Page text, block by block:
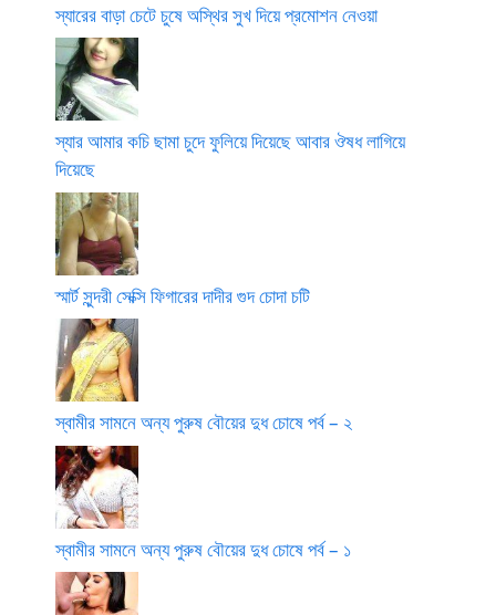
স্যারের বাড়া চেটে চুষে অস্থির সুখ দিয়ে প্রমোশন নেওয়া
স্যার আমার কচি ছামা চুদে ফুলিয়ে দিয়েছে আবার ঔষধ লাগিয়ে
দিয়েছে
স্মার্ট সুন্দরী সেক্সি ফিগারের দাদীর গুদ চোদা চটি
স্বামীর সামনে অন্য পুরুষ বৌয়ের দুধ চোষে পর্ব – ২
স্বামীর সামনে অন্য পুরুষ বৌয়ের দুধ চোষে পর্ব – ১